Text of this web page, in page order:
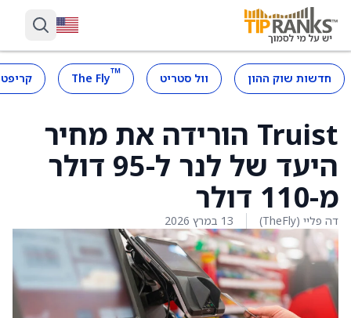
חדשות שוק ההון וול סטריט ™
The Fly
Truist הורידה את מחיר
היעד של לנר ל-95 דולר
מ-110 דולר
דה פליי (TheFly) 13 במרץ 2026